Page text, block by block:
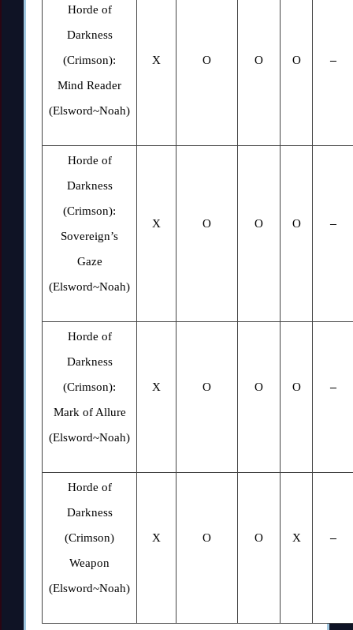
Horde of
Darkness
(Crimson):
Mind Reader
(Elsword~Noah)
X O O O –
Horde of
Darkness
(Crimson):
Sovereign’s
Gaze
(Elsword~Noah)
X O O O –
Horde of
Darkness
(Crimson):
Mark of Allure
(Elsword~Noah)
X O O O –
Horde of
Darkness
(Crimson)
Weapon
(Elsword~Noah)
X O O X –